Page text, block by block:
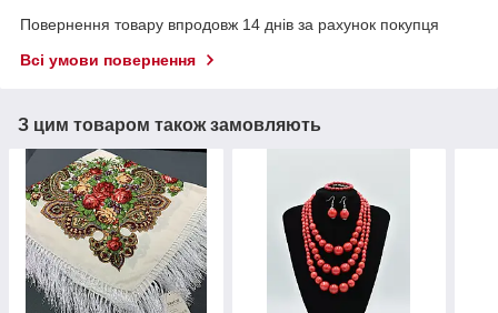
Повернення товару впродовж 14 днів за рахунок покупця
Всі умови повернення
З цим товаром також замовляють